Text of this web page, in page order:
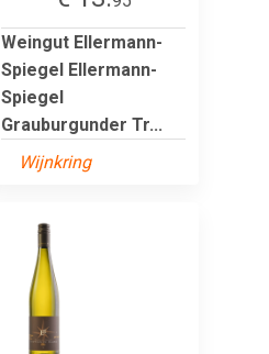
Weingut Ellermann-
Spiegel Ellermann-
Spiegel
Grauburgunder Tr...
Wijnkring